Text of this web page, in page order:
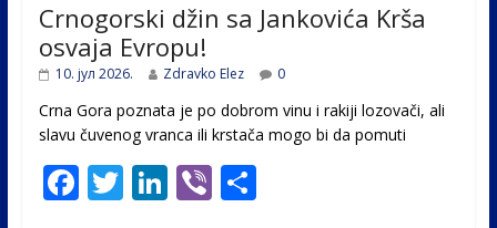
Crnogorski džin sa Jankovića Krša
osvaja Evropu!
10. јул 2026. Zdravko Elez 0
Crna Gora poznata je po dobrom vinu i rakiji lozovači, ali
slavu čuvenog vranca ili krstača mogo bi da pomuti
F T Li Vi S